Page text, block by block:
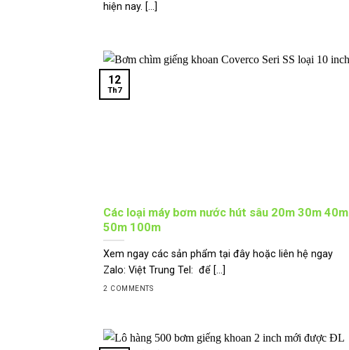
hiện nay. [...]
Các loại máy bơm nước hút sâu 20m 30m 40m
50m 100m
Xem ngay các sản phẩm tại đây hoặc liên hệ ngay
Zalo: Việt Trung Tel: để [...]
2 COMMENTS
12
Th7